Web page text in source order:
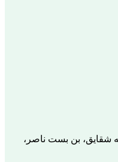
شقایق، بن بست ناصر،